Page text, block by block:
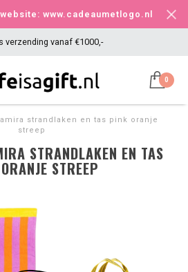
www.cadeaumetlogo.nl
verzending vanaf €1000,-
0
strandlaken en tas pink oranje
streep
STRANDLAKEN EN TAS
STREEP